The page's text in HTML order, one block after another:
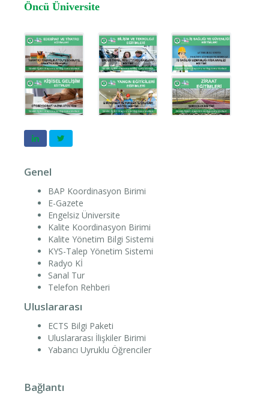
Öncü Üniversite
Genel
BAP Koordinasyon Birimi
E-Gazete
Engelsiz Üniversite
Kalite Koordinasyon Birimi
Kalite Yönetim Bilgi Sistemi
KYS-Talep Yönetim Sistemi
Radyo Kİ
Sanal Tur
Telefon Rehberi
Uluslararası
ECTS Bilgi Paketi
Uluslararası İlişkiler Birimi
Yabancı Uyruklu Öğrenciler
Bağlantı